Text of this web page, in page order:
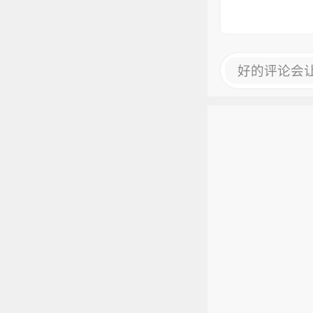
好的评论会